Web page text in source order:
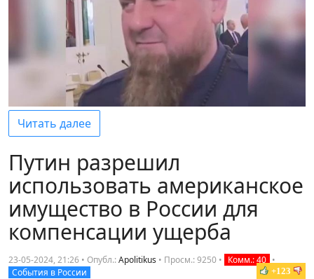
Читать далее
Путин разрешил
использовать американское
имущество в России для
компенсации ущерба
23-05-2024, 21:26 • Опубл.:Apolitikus • Просм.: 9250 • Комм.: 40 •
События в России
+123